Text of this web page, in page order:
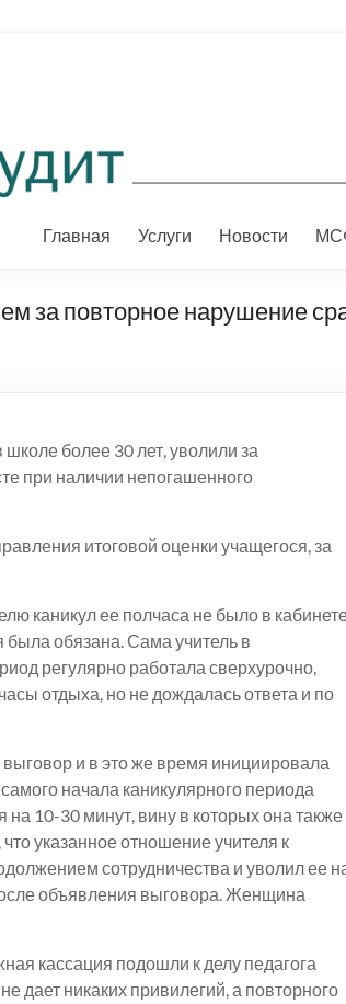
Главная Услуги Новости
за повторное нарушение
более 30 лет, уволили за
при наличии непогашенного
итоговой оценки учащегося, за
каникул ее полчаса не было в
была обязана. Сама учитель в
регулярно работала сверхурочно,
отдыха, но не дождалась ответа и по
и в это же время инициировала
начала каникулярного периода
10-30 минут, вину в которых она также
указанное отношение учителя к
сотрудничества и уволил ее
объявления выговора. Женщина
кассация подошли к делу педагога
дает никаких привилегий, а повторного